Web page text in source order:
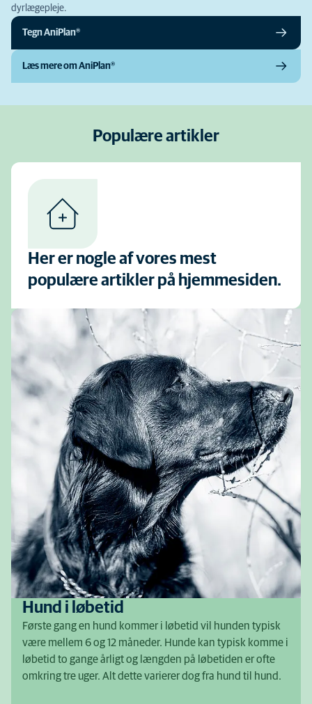
dyrlægepleje.
Tegn AniPlan®
Læs mere om AniPlan®
Populære artikler
Her er nogle af vores mest
populære artikler på hjemmesiden.
Hund i løbetid
Første gang en hund kommer i løbetid vil hunden typisk
være mellem 6 og 12 måneder. Hunde kan typisk komme i
løbetid to gange årligt og længden på løbetiden er ofte
omkring tre uger. Alt dette varierer dog fra hund til hund.